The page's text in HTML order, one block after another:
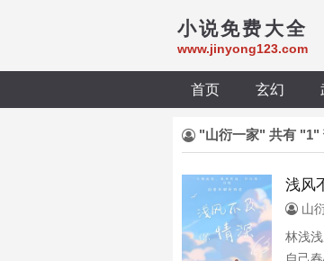
小说免费大全
www.jinyong123.com
首页 玄幻
"山衍一家" 共有 "1"
浅风
山
林浅